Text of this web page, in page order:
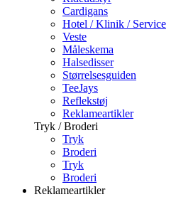
Cardigans
Hotel / Klinik / Service
Veste
Måleskema
Halsedisser
Størrelsesguiden
TeeJays
Reflekstøj
Reklameartikler
Tryk / Broderi
Tryk
Broderi
Tryk
Broderi
Reklameartikler